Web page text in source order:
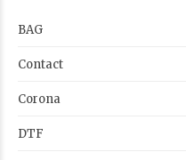
BAG
Contact
Corona
DTF